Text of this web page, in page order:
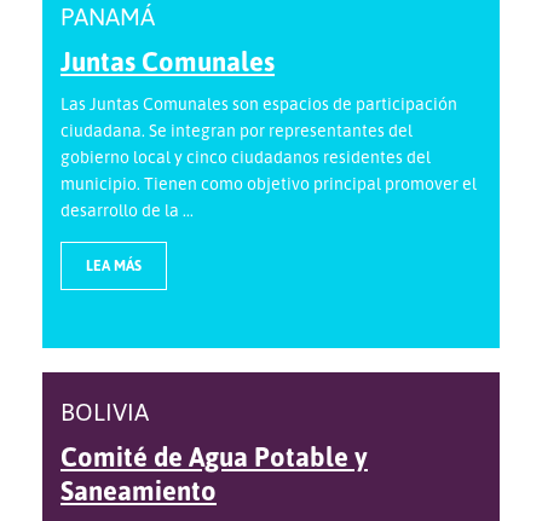
PANAMÁ
Juntas Comunales
Las Juntas Comunales son espacios de participación
ciudadana. Se integran por representantes del
gobierno local y cinco ciudadanos residentes del
municipio. Tienen como objetivo principal promover el
desarrollo de la ...
LEA MÁS
BOLIVIA
Comité de Agua Potable y
Saneamiento